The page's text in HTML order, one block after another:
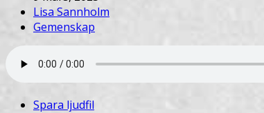
Lisa Sannholm
Gemenskap
Spara ljudfil